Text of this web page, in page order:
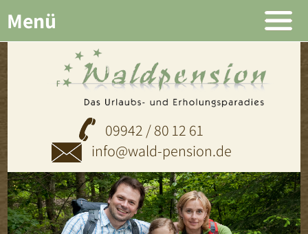
09942 / 80 12 61
info@wald-pension.de
Menü